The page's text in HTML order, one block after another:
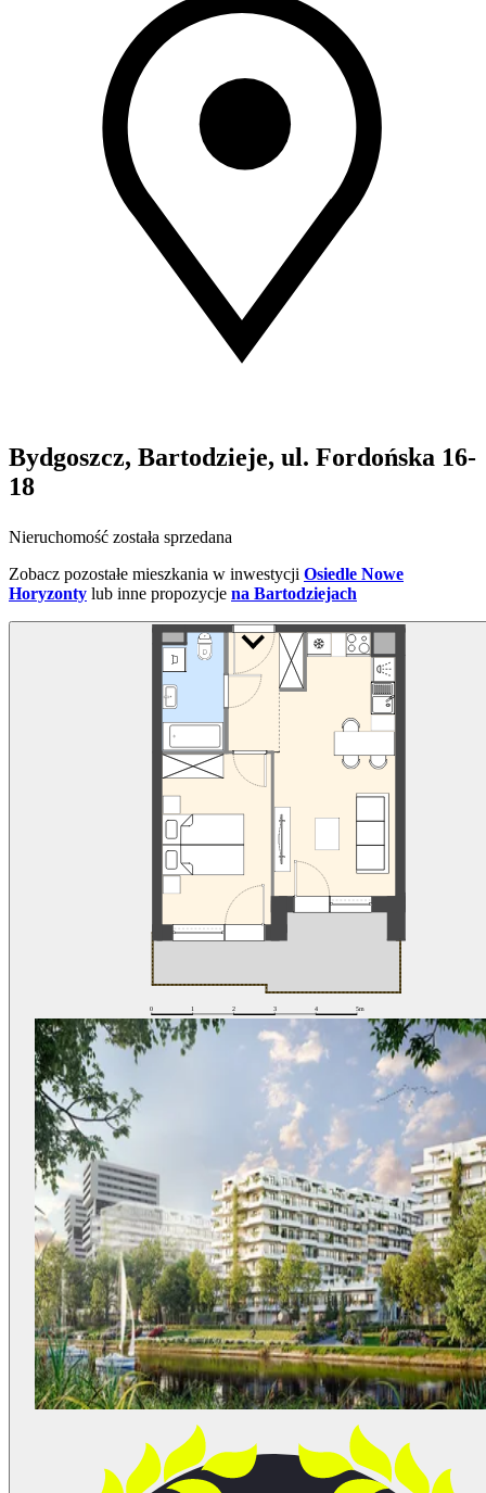
Bydgoszcz, Bartodzieje, ul. Fordońska 16-
18
Nieruchomość została sprzedana
Zobacz pozostałe mieszkania w inwestycji Osiedle Nowe
Horyzonty lub inne propozycje na Bartodziejach